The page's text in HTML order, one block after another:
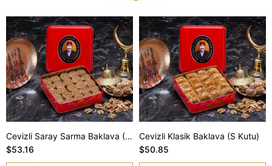
Cevizli Saray Sarma Baklava (S Kutu)
$53.16
Cevizli Klasik Baklava (S Kutu)
$50.85